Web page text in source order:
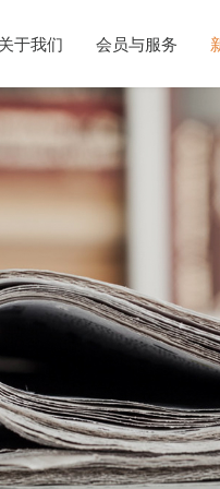
于我们 会员与服务